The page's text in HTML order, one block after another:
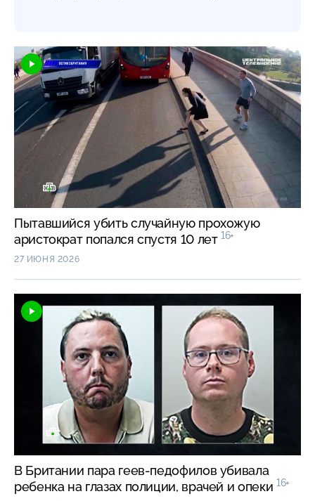
Пытавшийся убить случайную прохожую
аристократ попался спустя 10 лет 16+
27 ИЮНЯ 2026
В Британии пара геев-педофилов убивала
ребенка на глазах полиции, врачей и опеки 16+